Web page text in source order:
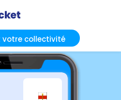
votre collectivité